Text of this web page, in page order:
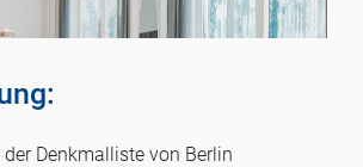
Denkmalliste von Berlin